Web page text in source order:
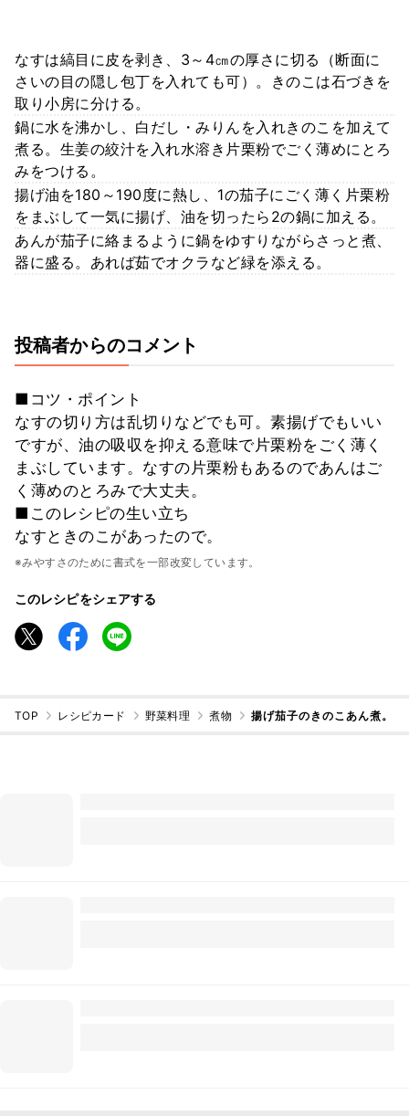
なすは縞目に皮を剥き、3～4㎝の厚さに切る（断面に
さいの目の隠し包丁を入れても可）。きのこは石づきを
取り小房に分ける。
鍋に水を沸かし、白だし・みりんを入れきのこを加えて
煮る。生姜の絞汁を入れ水溶き片栗粉でごく薄めにとろ
みをつける。
揚げ油を180～190度に熱し、1の茄子にごく薄く片栗粉
をまぶして一気に揚げ、油を切ったら2の鍋に加える。
あんが茄子に絡まるように鍋をゆすりながらさっと煮、
器に盛る。あれば茹でオクラなど緑を添える。
投稿者からのコメント
■コツ・ポイント
なすの切り方は乱切りなどでも可。素揚げでもいい
ですが、油の吸収を抑える意味で片栗粉をごく薄く
まぶしています。なすの片栗粉もあるのであんはご
く薄めのとろみで大丈夫。
■このレシピの生い立ち
なすときのこがあったので。
※みやすさのために書式を一部改変しています。
このレシピをシェアする
TOP レシピカード 野菜料理 煮物 揚げ茄子のきのこあん煮。